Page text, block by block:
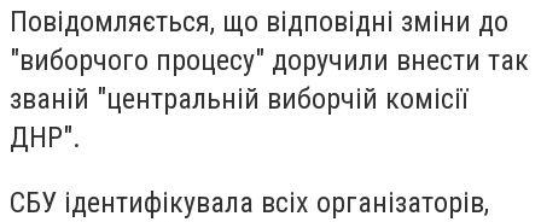
Повідомляється, що відповідні зміни до
"виборчого процесу" доручили внести так
званій "центральній виборчій комісії
ДНР".
СБУ ідентифікувала всіх організаторів,